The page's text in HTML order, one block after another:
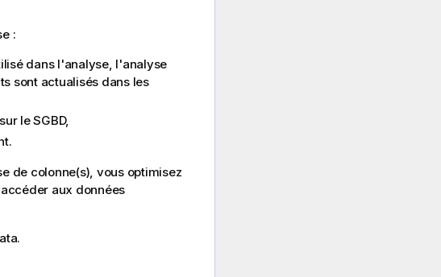
:
dans l'analyse, l'analyse
sont actualisés dans les
le SGBD,
de colonne(s), vous optimisez
aux données